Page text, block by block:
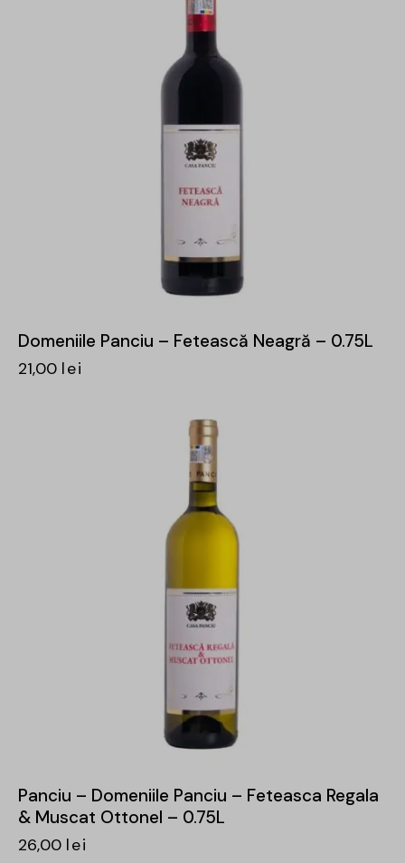
Domeniile Panciu – Fetească Neagră – 0.75L
21,00 lei
Panciu – Domeniile Panciu – Feteasca Regala
& Muscat Ottonel – 0.75L
26,00 lei